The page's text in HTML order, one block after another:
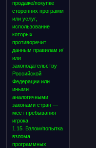
продаже/покупке
сторонних программ
или услуг,
использование
которых
противоречит
данным правилам и/
или
законодательству
Российской
Федерации или
иными
аналогичными
законами стран —
мест пребывания
игрока.
1.15. Взлом/попытка
взлома
программных